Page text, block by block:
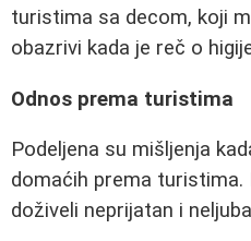
turistima sa decom, koji
obazrivi kada je reč o
Odnos prema turistima
Podeljena su mišljenja
domaćih prema turistima.
doživeli neprijatan i